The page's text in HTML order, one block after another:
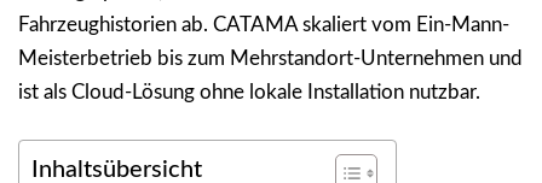
Fahrzeughistorien ab. CATAMA skaliert vom Ein-Mann-
Meisterbetrieb bis zum Mehrstandort-Unternehmen und
ist als Cloud-Lösung ohne lokale Installation nutzbar.
Inhaltsübersicht